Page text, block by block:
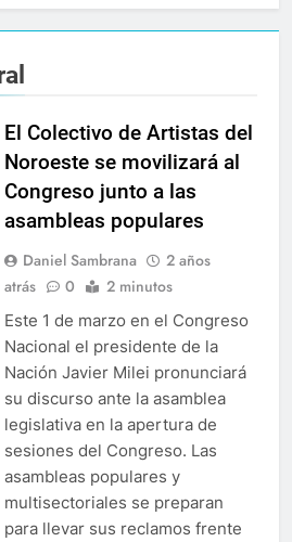
El Colectivo de Artistas del
Noroeste se movilizará al
Congreso junto a las
asambleas populares
Daniel Sambrana
2 años
atrás
0 2 minutos
Este 1 de marzo en el Congreso
Nacional el presidente de la
Nación Javier Milei pronunciará
su discurso ante la asamblea
legislativa en la apertura de
sesiones del Congreso. Las
asambleas populares y
multisectoriales se preparan
para llevar sus reclamos frente